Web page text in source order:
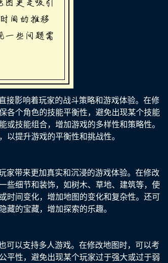
接影响着玩家的战斗策略和游戏体验。在修
各个角色的技能平衡性，避免出现某个技能
技能组合，增加游戏的多样性和策略性。
提升游戏的平衡性和挑战性。
家带来更加真实和沉浸的游戏体验。在修改
些细节和装饰，如树木、草地、建筑等，使
时间变化，增加地图的变化和复杂性。还可
的宝藏，增加探索的乐趣。
可以支持多人游戏。在修改地图时，可以考
平性，避免出现某个玩家过于强大或过于弱